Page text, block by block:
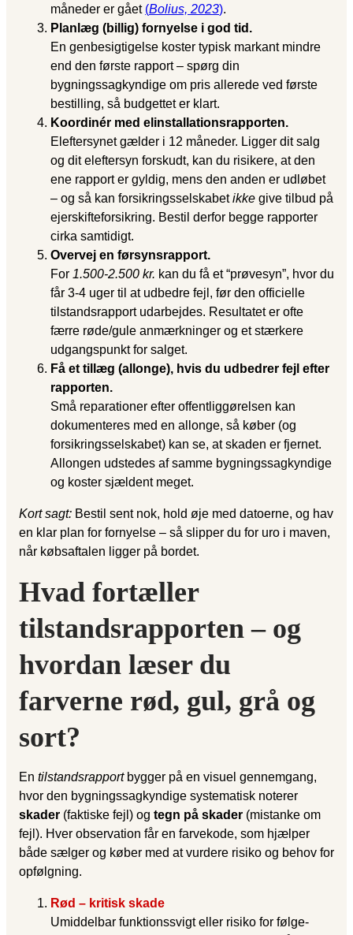
måneder er gået (Bolius, 2023).
Planlæg (billig) fornyelse i god tid.
En genbesigtigelse koster typisk markant mindre
end den første rapport – spørg din
bygningssagkyndige om pris allerede ved første
bestilling, så budgettet er klart.
Koordinér med elinstallationsrapporten.
Eleftersynet gælder i 12 måneder. Ligger dit salg
og dit eleftersyn forskudt, kan du risikere, at den
ene rapport er gyldig, mens den anden er udløbet
– og så kan forsikringsselskabetikke give tilbud på
ejerskifteforsikring. Bestil derfor begge rapporter
cirka samtidigt.
Overvej en førsynsrapport.
For 1.500-2.500 kr. kan du få et “prøvesyn”, hvor du
får 3-4 uger til at udbedre fejl, før den officielle
tilstandsrapport udarbejdes. Resultatet er ofte
færre røde/gule anmærkninger og et stærkere
udgangspunkt for salget.
Få et tillæg (allonge), hvis du udbedrer fejl efter
rapporten.
Små reparationer efter offentliggørelsen kan
dokumenteres med en allonge, så køber (og
forsikringsselskabet) kan se, at skaden er fjernet.
Allongen udstedes af samme bygningssagkyndige
og koster sjældent meget.
Kort sagt: Bestil sent nok, hold øje med datoerne, og hav
en klar plan for fornyelse – så slipper du for uro i maven,
når købsaftalen ligger på bordet.
Hvad fortæller
tilstandsrapporten – og
hvordan læser du
farverne rød, gul, grå og
sort?
En tilstandsrapportbygger på en visuel gennemgang,
hvor den bygningssagkyndige systematisk noterer
skader (faktiske fejl) og tegn på skader (mistanke om
fejl). Hver observation får en farvekode, som hjælper
både sælger og køber med at vurdere risiko og behov for
opfølgning.
Rød – kritisk skade
Umiddelbar funktionssvigt eller risiko for følge­